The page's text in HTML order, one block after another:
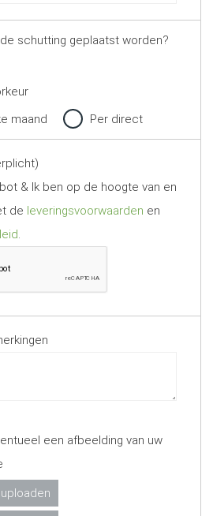
schutting geplaatst worden?
maand
Per direct
& Ik ben op de hoogte van en
de leveringsvoorwaarden en
.
een afbeelding van uw